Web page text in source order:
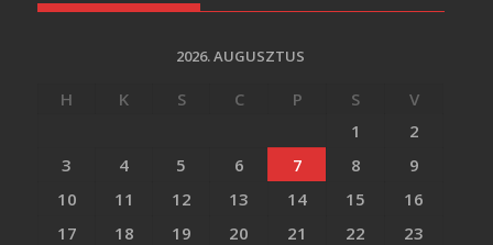
2026. AUGUSZTUS
H K S C P S
V
1
2
3
4 5 6 7 8
9
10
11 12 13 14 15
16
17
18 19 20 21 22
23